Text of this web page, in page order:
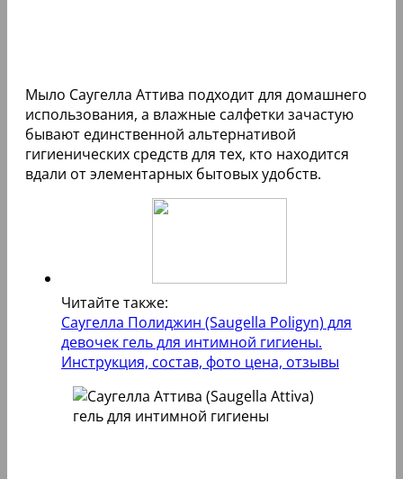
Мыло Саугелла Аттива подходит для домашнего
использования, а влажные салфетки зачастую
бывают единственной альтернативой
гигиенических средств для тех, кто находится
вдали от элементарных бытовых удобств.
Читайте также:
Саугелла Полиджин (Saugella Poligyn) для
девочек гель для интимной гигиены.
Инструкция, состав, фото цена, отзывы